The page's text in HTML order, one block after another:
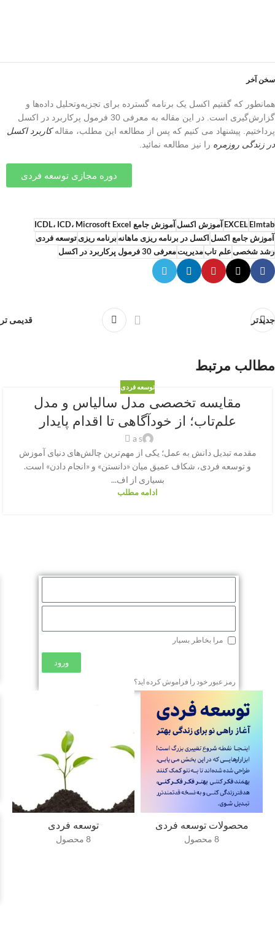
سخن آخر
همانطور که گفتیم اکسل یک برنامه گسترده برای تجزیه‌وتحلیل داده‌ها و
گزارش‌گیری است. در این مقاله به معرفی 30 فرمول پرکاربرد در اکسل
پرداختیم. پیشنهاد می کنیم که پس از مطالعه این مطلب، مقالهکاربرد اکسل
در زندگی روزمره را نیز مطالعه نمائید.
دوره مجازی توسعه فردی
Elmtab
EXCEL آموزش اکسل آموزش جامع ICDL، ICD، Microsoft Excel
آموزش جامع اکسل اکسل در برنامه ریزی ماهانه برنامه ریزی توسعه فردی
رشد شخصیعلم تابمدیریتمعرفی 30 فرمول پرکاربرد در اکسل
جدیدتر قدیمی تر
مطالب مرتبط
توسعه فردی
مقایسه تخصصی مدل سالیاس و مدل
علم‌تاب؛ از خودآگاهی تا اقدام پایدار
a s
مقدمه تبدیل دانش به عمل؛ یکی از مهم‌ترین چالش‌های دنیای آموزش
و توسعه فردی، شکاف عمیق میان «دانستن» و «انجام دادن» است.
بسیاری از اف...
ادامه مطلب
مرا بخاطر بسپار
ورود
رمز عبور خود را فراموش کرده اید؟
محصولات توسعه فردی
8 محصول
توسعه فردی
8 محصول